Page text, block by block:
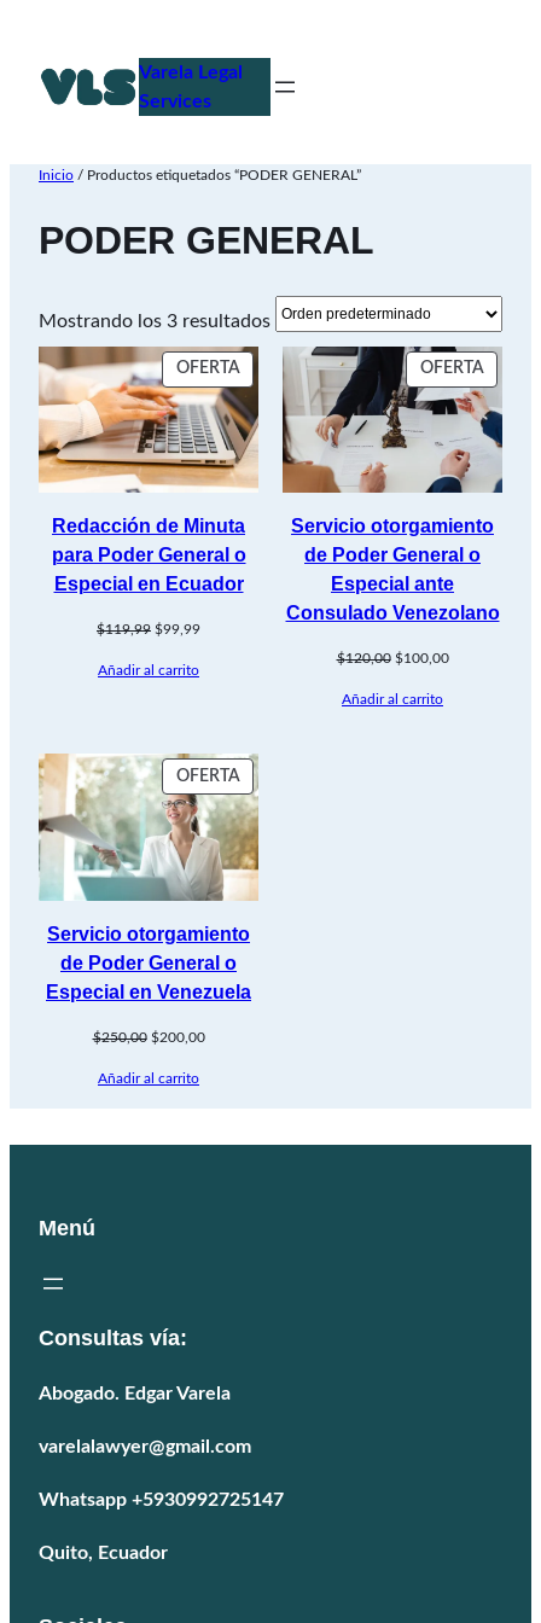
contenido
Varela Legal
Services
Inicio / Productos etiquetados “PODER GENERAL”
PODER GENERAL
Mostrando los 3 resultados
OFERTAPRODUCTO
EN
OFERTA
Redacción de Minuta
para Poder General o
Especial en Ecuador
$119,99 El
original
$99,99El
Añadir al carrito
OFERTA
EN
Servicio otorgamiento
de Poder General o
Especial ante
Consulado Venezolano
$120,00 El
original
$100,00El
Añadir al carrito
OFERTAPRODUCTO
EN
OFERTA
Servicio otorgamiento
de Poder General o
Especial en Venezuela
$250,00 El
original
$200,00El
Añadir al carrito
Menú
Consultas vía:
Abogado. Edgar Varela
varelalawyer@gmail.com
Whatsapp +5930992725147
Quito, Ecuador